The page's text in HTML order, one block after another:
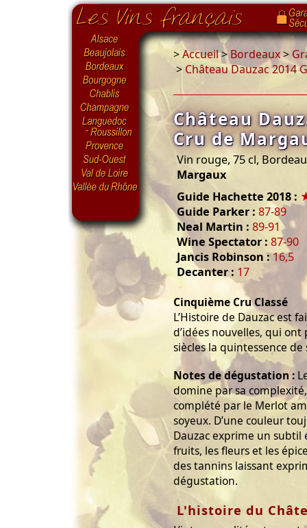
>Accueil>Bordeaux>
> Château Dauzac 2014
Château
Cru de
Vin rouge, 75 cl,
Margaux
Guide Hachette 2018 :
Guide Parker : 87-89
Neal Martin : 89-91
Wine Spectator : 87-90
Jancis Robinson :16,5
Decanter : 17
Cinquième Cru Classé
L’Histoire de Dauzac est
d’idées nouvelles, qui
siècles la quintessence
Notes de dégustation :
domine par sa
complété par le Merlot
soyeux. D’une couleur
Dauzac exprime un
fruits, les fleurs et les
des tannins laissant
dégustation.
L'histoire du